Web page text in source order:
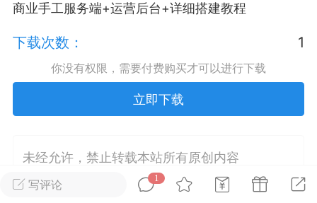
极品会员 靓号
黑凤梨
电脑端 外挂制作
写评论
1
下载次数： 1
你没有权限，需要付费购买才可以进行下载
立即下载
未经允许，禁止转载本站所有原创内容